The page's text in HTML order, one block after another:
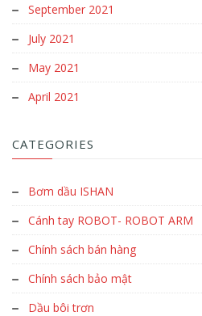
September 2021
July 2021
May 2021
April 2021
CATEGORIES
Bơm dầu ISHAN
Cánh tay ROBOT- ROBOT ARM
Chính sách bán hàng
Chính sách bảo mật
Dầu bôi trơn